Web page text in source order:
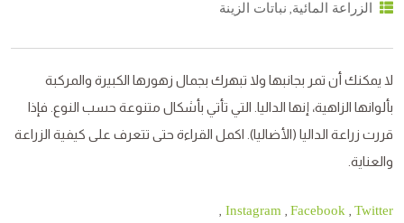
الزراعة المائية نباتات الزينة
لا يمكنك أن تمر بجانبها ولا تبهرك بجمال زهورها الكبيرة والمركبة
بألوانها الزاهية، إنها الداليا. التي تأتي بأشكال متنوعة حسب النوع. فإذا
قررت زراعة الداليا (الأضاليا). اكمل القراءة حتى تتعرف على كيفية الزراعة
والعناية.
Instagram Facebook Twitter